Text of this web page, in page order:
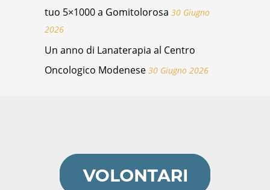
tuo 5×1000 a Gomitolorosa 30 Giugno
2026
Un anno di Lanaterapia al Centro
Oncologico Modenese 30 Giugno 2026